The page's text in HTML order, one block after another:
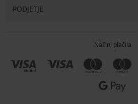
PODJETJE
Načini plačila